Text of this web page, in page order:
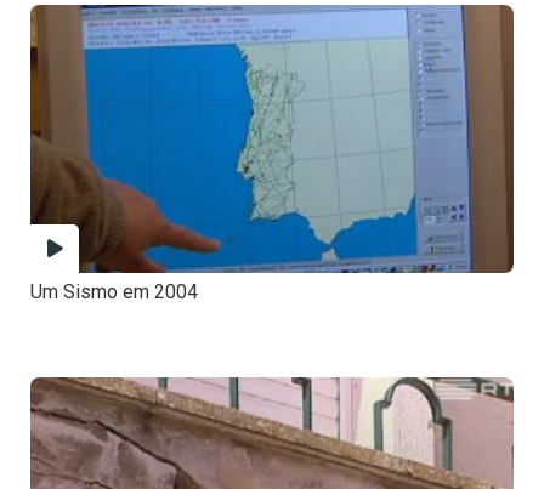
Um Sismo em 2004